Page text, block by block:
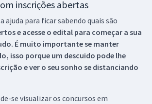
inscrições abertas
ajuda para ficar sabendo quais são
e acesse o edital para começar a sua
É muito importante se manter
isso porque um descuido pode lhe
e ver o seu sonho se distanciando
se visualizar os concursos em